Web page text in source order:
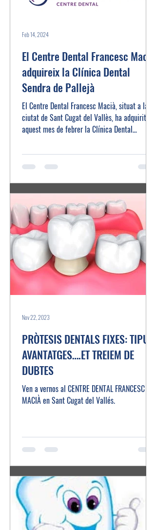
El Centre Dental Francesc Macià
adquireix la Clínica Dental
Sendra de Pallejà
El Centre Dental Francesc Macià, situat a la
ciutat de Sant Cugat del Vallès, ha adquirit
aquest mes de febrer la Clínica Dental
Feb 14, 2024
PRÒTESIS DENTALS FIXES: TIPUS,
AVANTATGES….ET TREIEM DE
DUBTES
Ven a vernos al CENTRE DENTAL FRANCESC
MACIÀ en Sant Cugat del Vallés.
Nov 22, 2023